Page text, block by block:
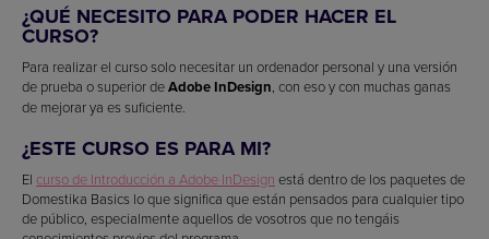
¿QUÉ NECESITO PARA PODER HACER EL
CURSO?
Para realizar el curso solo necesitar un ordenador personal y una versión
de prueba o superior deAdobe InDesign, con eso y con muchas ganas
de mejorar ya es suficiente.
¿ESTE CURSO ES PARA MI?
El curso de Introducción a Adobe InDesign está dentro de los paquetes de
Domestika Basics lo que significa que están pensados para cualquier tipo
de público, especialmente aquellos de vosotros que no tengáis